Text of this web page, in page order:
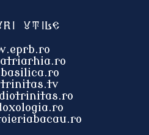
uri utile
abacau.ro